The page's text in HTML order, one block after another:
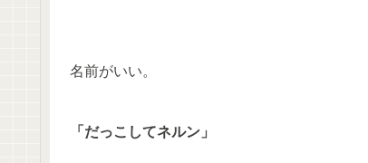
名前がいい。
「だっこしてネルン」